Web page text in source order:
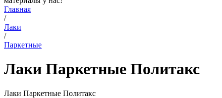
Главная
/
Лаки
/
Паркетные
Лаки Паркетные Политакс
Лаки Паркетные Политакс